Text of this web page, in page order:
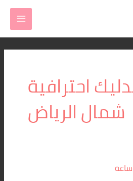
احترافية
شمال الرياض